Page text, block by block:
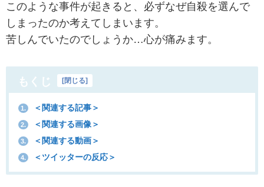
このような事件が起きると、必ずなぜ自殺を選んで
しまったのか考えてしまいます。
苦しんでいたのでしょうか…心が痛みます。
もくじ [閉じる]
1. ＜関連する記事＞
2. ＜関連する画像＞
3. ＜関連する動画＞
4. ＜ツイッターの反応＞